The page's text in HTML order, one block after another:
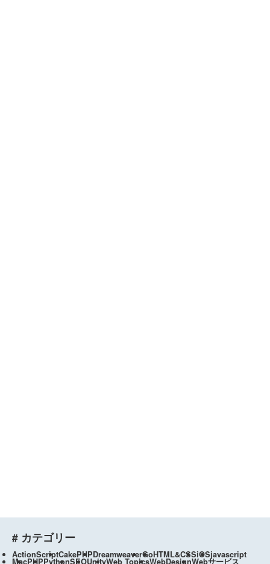
# カテゴリー
ActionScriptCakePHPDreamweaverGoHTML&CSSiOSjavascript
MacPHPPythonSEOUnityWeb TopicsWebDesignWebサービス